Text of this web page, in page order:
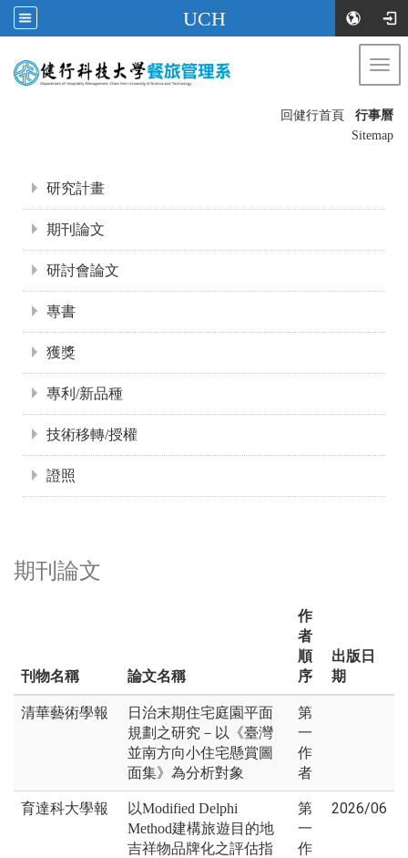
UCH
回健行首頁
行事曆
Sitemap
研究計畫
期刊論文
研討會論文
專書
獲獎
專利/新品種
技術移轉/授權
證照
期刊論文
刊物名稱 論文名稱
作
者
順
序
出版日
期
清華藝術學報
日治末期住宅庭園平面
規劃之研究－以《臺灣
並南方向小住宅懸賞圖
面集》為分析對象
第
一
作
者
育達科大學報
以Modified Delphi
Method建構旅遊目的地
吉祥物品牌化之評估指
第
一
作
2026/06